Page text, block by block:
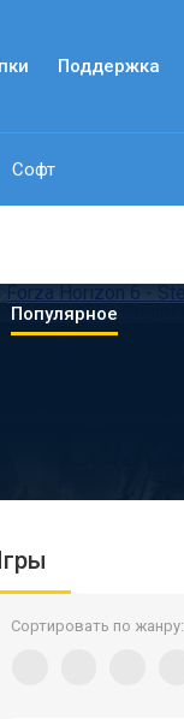
Поддержка
Софт
Популярное
Сортировать по жанру: